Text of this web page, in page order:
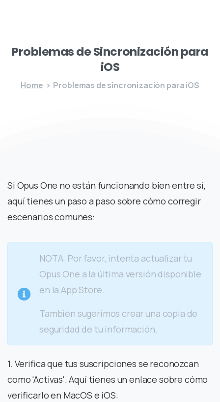
Problemas deSincronizaciónpara
iOS
Home Problemas de sincronización para iOS
Si Opus One no están funcionando bien entre sí,
aquí tienes un paso a paso sobre cómo corregir
escenarios comunes:
NOTA: Por favor, intenta actualizar tu
Opus One a la última versión disponible
en la App Store.
También sugerimos crear una copia de
seguridad de tu información.
1. Verifica que tus suscripciones se reconozcan
como 'Activas'. Aquí tienes un enlace sobre cómo
verificarlo en MacOS e iOS: